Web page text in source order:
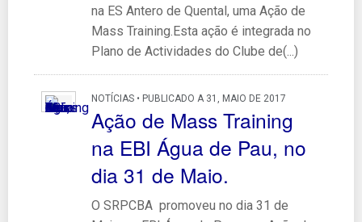
na ES Antero de Quental, uma Ação de
Mass Training.Esta ação é integrada no
Plano de Actividades do Clube de(...)
NOTÍCIAS • PUBLICADO A 31, MAIO DE 2017
Ação de Mass Training
na EBI Água de Pau, no
dia 31 de Maio.
O SRPCBA promoveu no dia 31 de